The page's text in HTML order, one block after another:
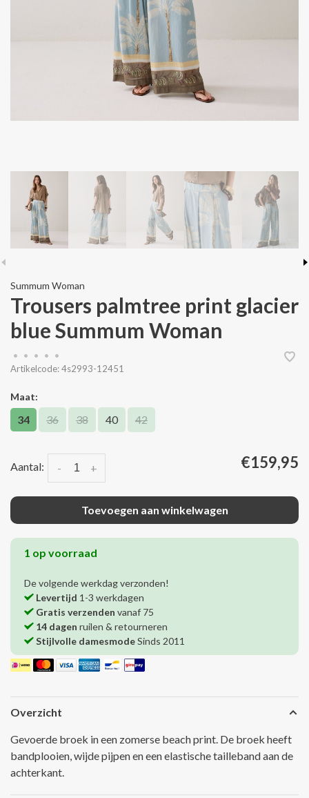
Summum Woman
Trousers palmtree print glacier
blue Summum Woman
• • • •
•
Artikelcode:4s2993-12451
Maat:
34 36 38 40 42
Aantal: +
- €159,95
Toevoegen aan winkelwagen
1 op voorraad
De volgende werkdag verzonden!
Levertijd 1-3 werkdagen
Gratis verzenden vanaf 75
14 dagen ruilen & retourneren
Stijlvolle damesmodeSinds 2011
Overzicht
Gevoerde broek in een zomerse beach print. De broek heeft
bandplooien, wijde pijpen en een elastische tailleband aan de
achterkant.